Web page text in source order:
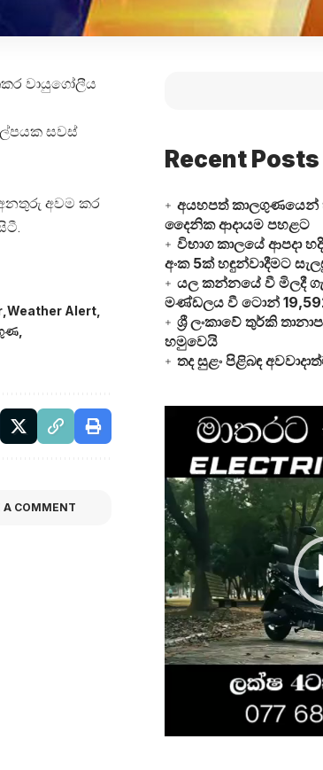
වායුගෝලීය
සවස්
අවම කර
Weather Alert
A COMMENT
Recent Posts
අයහපත් කාලගුණයෙන්
දෛනික ආදායම පහළට
විභාග කාලයේ ආපදා
අංක 5ක් හඳුන්වාදීමට
යල කන්නයේ වී මිලදී
මණ්ඩලය වී ටොන්
ශ්‍රී ලංකාවේ තුර්කි
හමුවෙයි
තද සුළං පිළිබඳ
Video
Player